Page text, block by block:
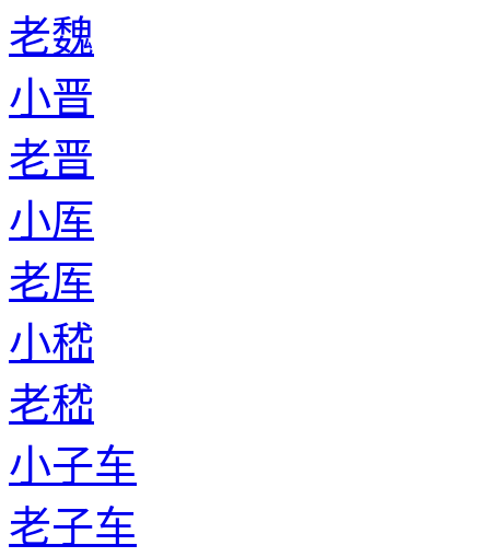
老魏
小晋
老晋
小厍
老厍
小嵇
老嵇
小子车
老子车